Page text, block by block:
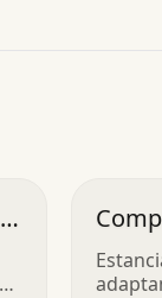
Pro